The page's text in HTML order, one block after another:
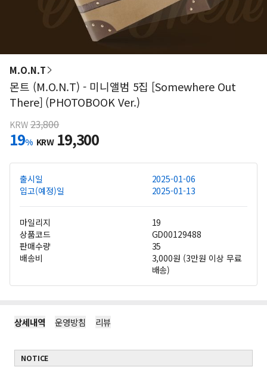
M.O.N.T
몬트 (M.O.N.T) - 미니앨범 5집 [Somewhere Out
There] (PHOTOBOOK Ver.)
KRW 23,800
19% KRW 19,300
출시일
2025-01-06
입고(예정)일
2025-01-13
마일리지
19
상품코드
GD00129488
판매수량
35
배송비
3,000원 (3만원 이상 무료
배송)
상세내역 운영방침 리뷰
NOTICE